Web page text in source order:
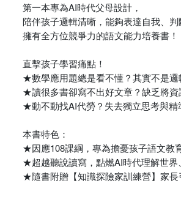
第一本專為AI時代父母設計，
陪伴孩子邏輯清晰，能夠表達自我、判
擁有全方位競爭力的語文能力培養書！
直擊孩子學習痛點！
★數學應用題總是看不懂？其實不是邏
★讀很多書卻寫不出好文章？缺乏將資
★動不動找AI代勞？失去獨立思考與精
本書特色：
★因應108課綱，專為擔憂孩子語文教
★超越聽說讀寫，點燃AI時代理解世界
★隨書附贈【知識探險家訓練營】家長